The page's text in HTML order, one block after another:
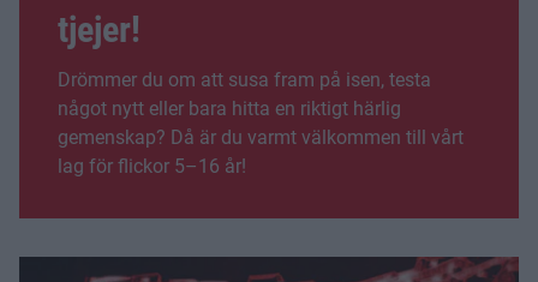
tjejer!
Drömmer du om att susa fram på isen, testa
något nytt eller bara hitta en riktigt härlig
gemenskap? Då är du varmt välkommen till vårt
lag för flickor 5–16 år!
Fler nyheter
Välkommen, Jonathan! Publicerad 2026-07-23